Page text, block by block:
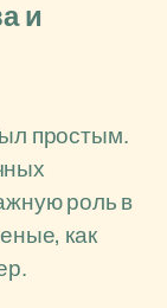
и
простым.
роль в
как